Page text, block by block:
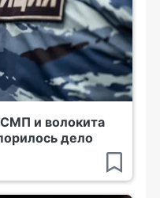
и волокита
дело